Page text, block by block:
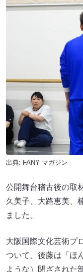
出典: FANY マガジン
公開舞台稽古後の取
久美子、大路恵美、
ました。
大阪国際文化芸術プ
ついて、後藤は「ほ
ような）閉ざされた